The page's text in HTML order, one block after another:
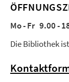
Mo - Fr 9.00 -
Die Bibliothek